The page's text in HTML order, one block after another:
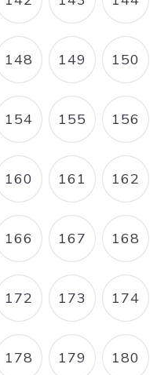
PAGE PAGE PAGE
PAGE
148 PAGE
149 PAGE
150
PAGE
154 PAGE
155 PAGE
156
PAGE
160 PAGE
161 PAGE
162
PAGE
166 PAGE
167 PAGE
168
PAGE
172 PAGE
173 PAGE
174
PAGE
178 PAGE
179 PAGE
180